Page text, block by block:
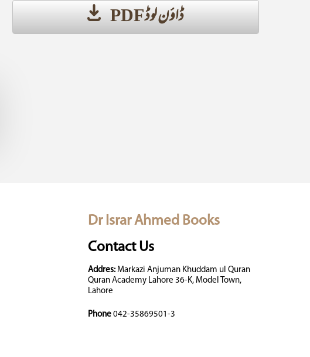
ڈاؤن لوڈ PDF
Dr Israr Ahmed Books
Contact Us
Addres:Markazi Anjuman Khuddam ul Quran
Quran Academy Lahore 36-K, Model Town,
Lahore
Phone 042-35869501-3